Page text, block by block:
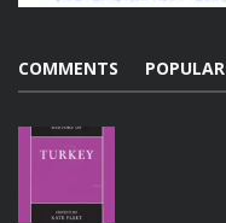
POPULAR
COMMENTS